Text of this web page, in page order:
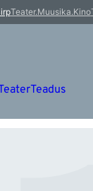
Teater.Muusika.Kino
Teadus